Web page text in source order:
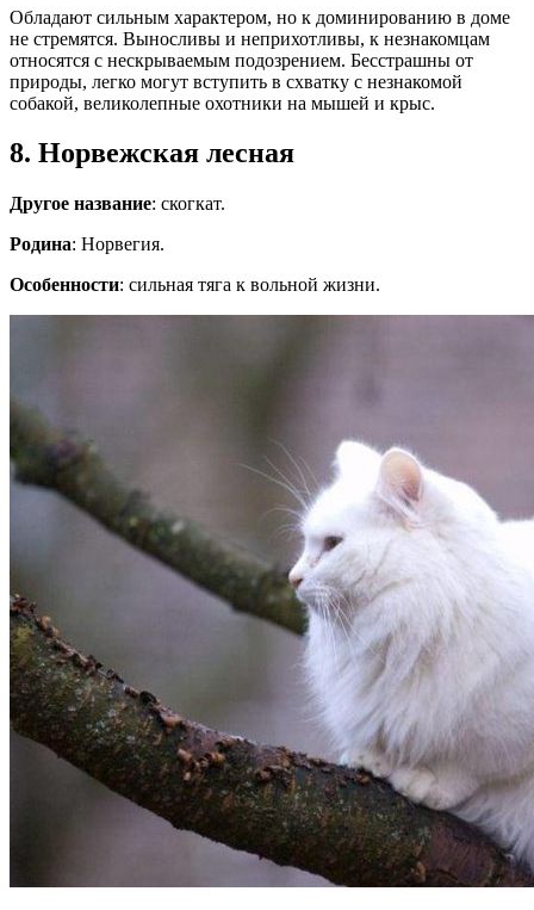
Обладают сильным характером, но к доминированию в доме
не стремятся. Выносливы и неприхотливы, к незнакомцам
относятся с нескрываемым подозрением. Бесстрашны от
природы, легко могут вступить в схватку с незнакомой
собакой, великолепные охотники на мышей и крыс.
8. Норвежская лесная
Другое название: скогкат.
Родина: Норвегия.
Особенности: сильная тяга к вольной жизни.